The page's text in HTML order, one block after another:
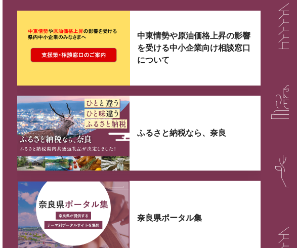
ここから最大3つずつ情報が表示されるスライダーがあります。
中東情勢や原油価格上昇の影響
を受ける中小企業向け相談窓口
について
ふるさと納税なら、奈良
奈良県ポータル集